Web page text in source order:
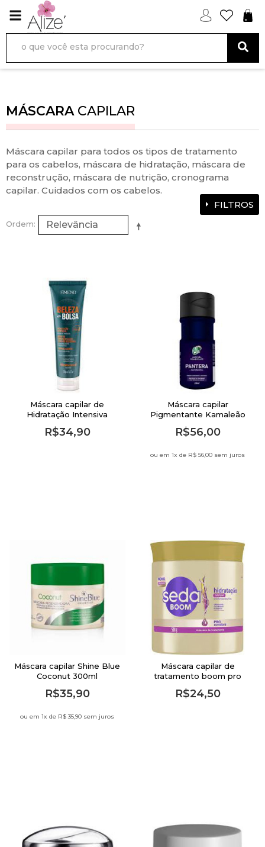
MÁSCARACAPILAR
Máscara capilar para todos os tipos de tratamento
para os cabelos, máscara de hidratação, máscara de
reconstrução, máscara de nutrição, cronograma
capilar. Cuidados com os cabelos.
FILTROS
Ordem
Máscara capilar de
Hidratação Intensiva
Amend Beleza na Bolsa
90g
R$34,90
Máscara capilar
Pigmentante Kamaleão
Color 100ml Pantera
R$56,00
ou em 1x de R$ 56,00 sem juros
Máscara capilar Shine Blue
Coconut 300ml
R$35,90
ou em 1x de R$ 35,90 sem juros
Máscara capilar de
tratamento boom pro
curvatura hidratação
profunda dos fios 500g
R$24,50